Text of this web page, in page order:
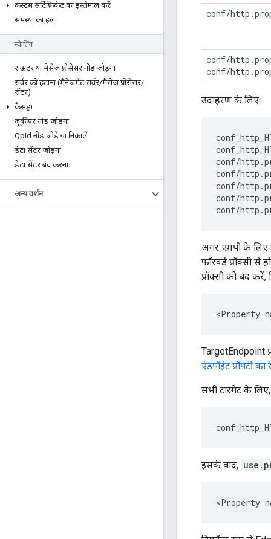
कस्टम सर्टिफ़िकेट का इस्तेमाल करें
समस्या का हल
स्केलिंग
राऊटर या मैसेज प्रोसेसर नोड जोड़ना
सर्वर को हटाना (मैनेजमेंट सर्वर/मैसेज प्रोसेसर/
रॉटर)
कैसंड्रा
ज़ूकीपर नोड जोड़ना
Qpid नोड जोड़ें या निकालें
डेटा सेंटर जोड़ना
डेटा सेंटर बंद करना
अन्य वर्शन
conf/
conf/
conf/
उदाहरण के लिए:
conf/http .
conf/http .
conf/http .
conf/http .
conf/http .
अगर एमपी के लिए
फ़ॉरवर्ड प्रॉक्सी
प्रॉक्सी को बंद करें,
<Property
TargetEndpoint
एंडपॉइंट प्रॉपर्टी
सभी टारगेट के
इसके बाद,
<Property